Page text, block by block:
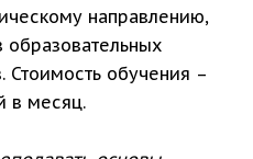
направлению,
образовательных
Стоимость обучения –
в месяц.